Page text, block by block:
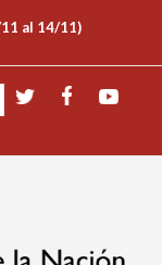
al 14/11)